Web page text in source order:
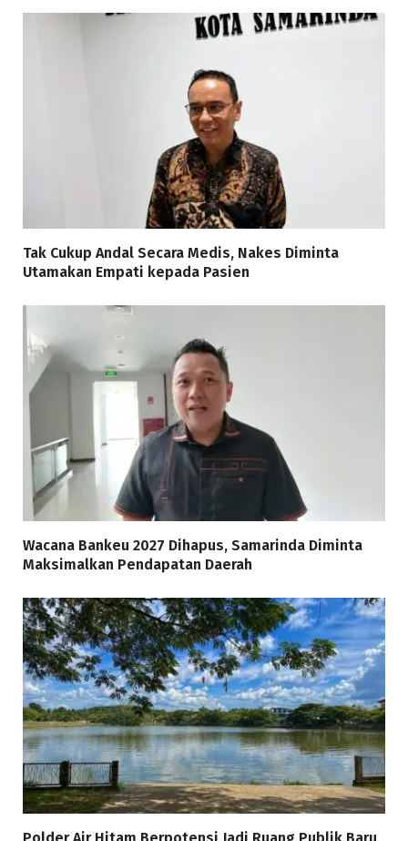
Tak Cukup Andal Secara Medis, Nakes Diminta
Utamakan Empati kepada Pasien
Wacana Bankeu 2027 Dihapus, Samarinda Diminta
Maksimalkan Pendapatan Daerah